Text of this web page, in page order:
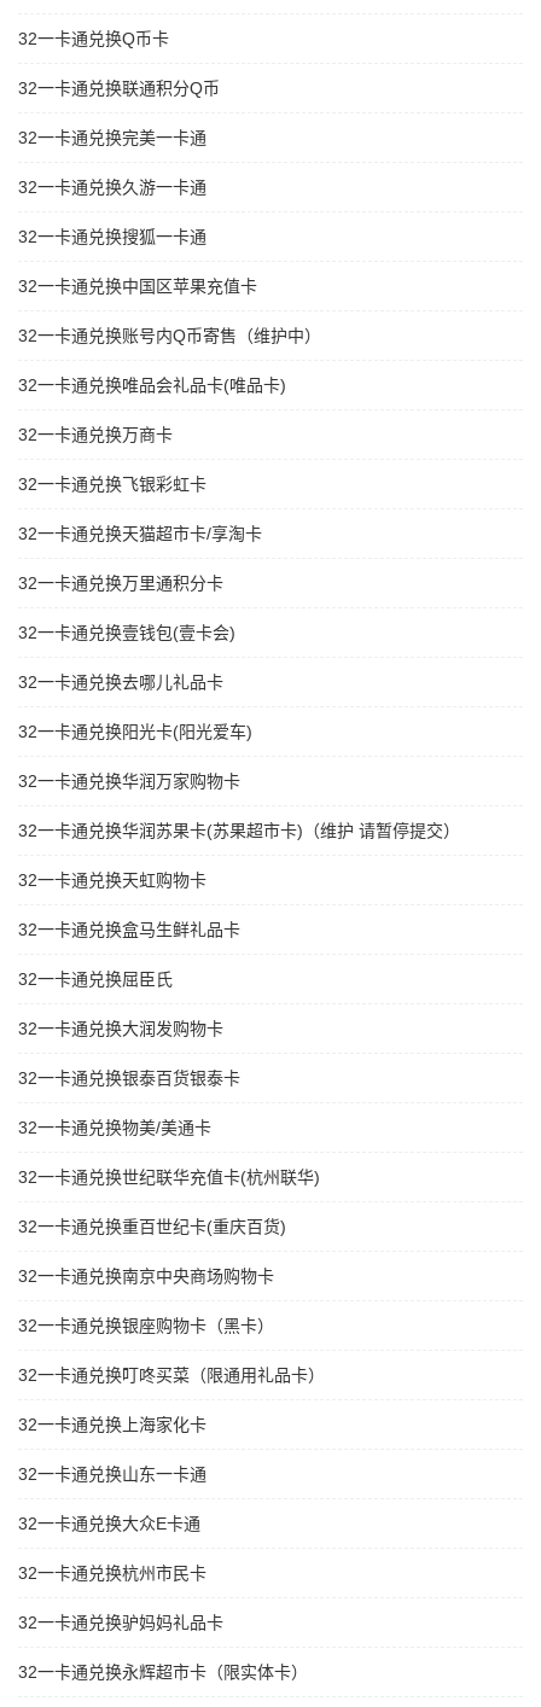
32一卡通兑换Q币卡
32一卡通兑换联通积分Q币
32一卡通兑换完美一卡通
32一卡通兑换久游一卡通
32一卡通兑换搜狐一卡通
32一卡通兑换中国区苹果充值卡
32一卡通兑换账号内Q币寄售（维护中）
32一卡通兑换唯品会礼品卡(唯品卡)
32一卡通兑换万商卡
32一卡通兑换飞银彩虹卡
32一卡通兑换天猫超市卡/享淘卡
32一卡通兑换万里通积分卡
32一卡通兑换壹钱包(壹卡会)
32一卡通兑换去哪儿礼品卡
32一卡通兑换阳光卡(阳光爱车)
32一卡通兑换华润万家购物卡
32一卡通兑换华润苏果卡(苏果超市卡)（维护 请暂停提交）
32一卡通兑换天虹购物卡
32一卡通兑换盒马生鲜礼品卡
32一卡通兑换屈臣氏
32一卡通兑换大润发购物卡
32一卡通兑换银泰百货银泰卡
32一卡通兑换物美/美通卡
32一卡通兑换世纪联华充值卡(杭州联华)
32一卡通兑换重百世纪卡(重庆百货)
32一卡通兑换南京中央商场购物卡
32一卡通兑换银座购物卡（黑卡）
32一卡通兑换叮咚买菜（限通用礼品卡）
32一卡通兑换上海家化卡
32一卡通兑换山东一卡通
32一卡通兑换大众E卡通
32一卡通兑换杭州市民卡
32一卡通兑换驴妈妈礼品卡
32一卡通兑换永辉超市卡（限实体卡）